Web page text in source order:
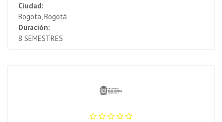
Ciudad:
Bogota, Bogotá
Duración:
8 SEMESTRES